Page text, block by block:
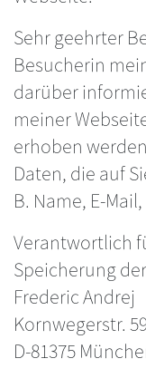
Sehr geehrter
Besucherin
darüber
meiner
erhoben
Daten, die auf
B. Name, E-
Verantwortlich
Speicherung
Frederic Andrej
Kornwegerstr.
D-81375